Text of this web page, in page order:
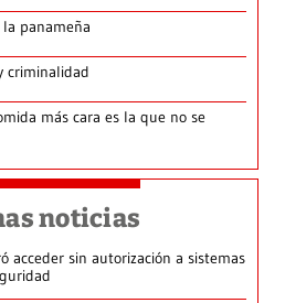
panameña
criminalidad
más cara es la que no se
noticias
acceder sin autorización a sistemas